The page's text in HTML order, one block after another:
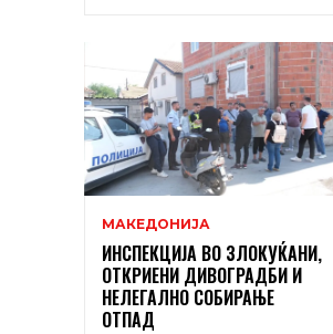
МАКЕДОНИЈА
ИНСПЕКЦИЈА ВО ЗЛОКУЌАНИ,
ОТКРИЕНИ ДИВОГРАДБИ И
НЕЛЕГАЛНО СОБИРАЊЕ
ОТПАД